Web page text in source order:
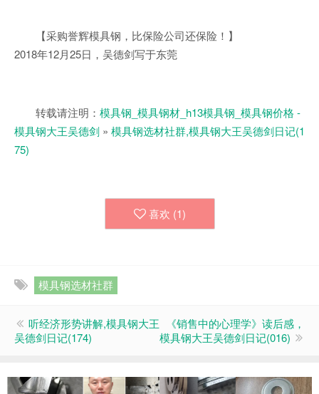
【采购誉辉模具钢，比保险公司还保险！】
2018年12月25日，吴德剑写于东莞
转载请注明： 模具钢_模具钢材_h13模具钢_模具钢价格 -
模具钢大王吴德剑 » 模具钢选材社群,模具钢大王吴德剑日记(1
75)
喜欢 (1)
模具钢选材社群
听经济形势讲解,模具钢大王
吴德剑日记(174)
《销售中的心理学》读后感，
模具钢大王吴德剑日记(016)